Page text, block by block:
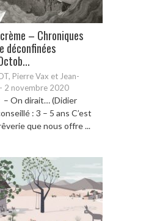
– Chroniques
déconfinées
Pierre Vax et Jean-
- 2 novembre 2020
– On dirait… (Didier
: 3 – 5 ans C’est
que nous offre ...